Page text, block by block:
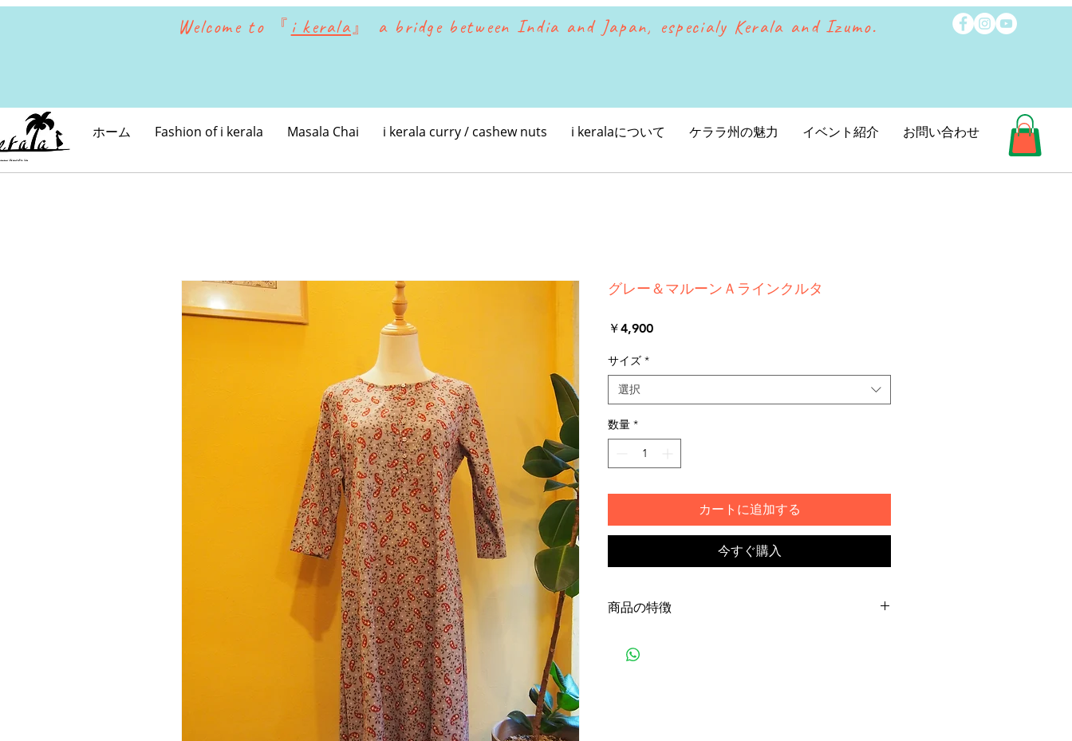
Welcome to 『 i kerala』 abridge between India and Japan, especialy Kerala and Izumo.
ホーム Fashion of i kerala Masala Chai i kerala curry / cashew nuts i keralaについて ケララ州の魅力 イベント紹介 お問い合わせ
グレー＆マルーンＡラインクルタ
￥4,900価
サイズ *
選択
数量 *
カートに追加する
今すぐ購入
商品の特徴
タイプのクルタで、1枚で着ることもできます